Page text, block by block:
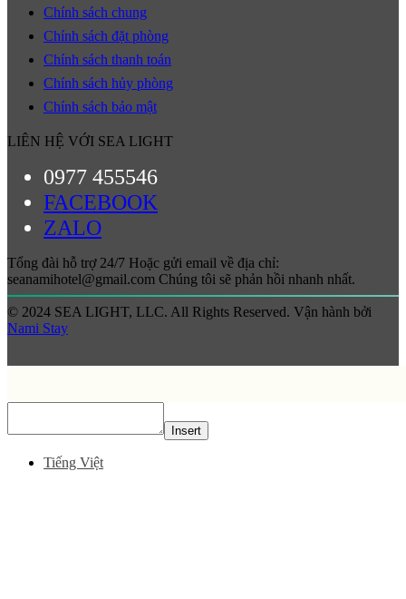
Chính sách chung
Chính sách đặt phòng
Chính sách thanh toán
Chính sách hủy phòng
Chính sách bảo mật
LIÊN HỆ VỚI SEA LIGHT
0977 455546
FACEBOOK
ZALO
Tổng đài hỗ trợ 24/7 Hoặc gửi email về địa chỉ:
seanamihotel@gmail.com Chúng tôi sẽ phản hồi nhanh nhất.
© 2024 SEA LIGHT, LLC. All Rights Reserved. Vận hành bởi
Nami Stay
Insert
Tiếng Việt